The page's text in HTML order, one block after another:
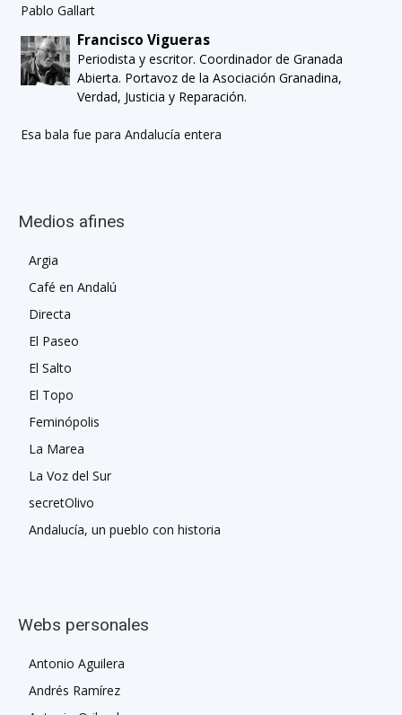
Pablo Gallart
Francisco Vigueras
Periodista y escritor. Coordinador de Granada
Abierta. Portavoz de la Asociación Granadina,
Verdad, Justicia y Reparación.
Esa bala fue para Andalucía entera
Medios afines
Argia
Café en Andalú
Directa
El Paseo
El Salto
El Topo
Feminópolis
La Marea
La Voz del Sur
secretOlivo
Andalucía, un pueblo con historia
Webs personales
Antonio Aguilera
Andrés Ramírez